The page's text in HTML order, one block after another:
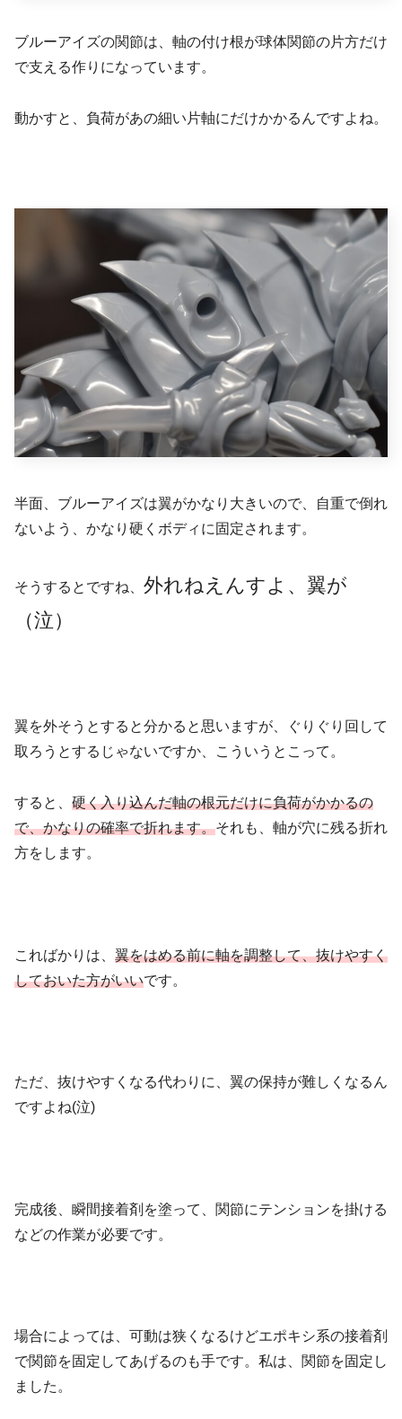
ブルーアイズの関節は、軸の付け根が球体関節の片方だけ
で支える作りになっています。
動かすと、負荷があの細い片軸にだけかかるんですよね。
半面、ブルーアイズは翼がかなり大きいので、自重で倒れ
ないよう、かなり硬くボディに固定されます。
そうするとですね、 外れねえんすよ、翼が
（泣）
翼を外そうとすると分かると思いますが、ぐりぐり回して
取ろうとするじゃないですか、こういうとこって。
すると、 硬く入り込んだ軸の根元だけに負荷がかかるの
で、かなりの確率で折れます。それも、軸が穴に残る折れ
方をします。
こればかりは、 翼をはめる前に軸を調整して、抜けやすく
しておいた方がいいです。
ただ、抜けやすくなる代わりに、翼の保持が難しくなるん
ですよね(泣)
完成後、瞬間接着剤を塗って、関節にテンションを掛ける
などの作業が必要です。
場合によっては、可動は狭くなるけどエポキシ系の接着剤
で関節を固定してあげるのも手です。私は、関節を固定し
ました。